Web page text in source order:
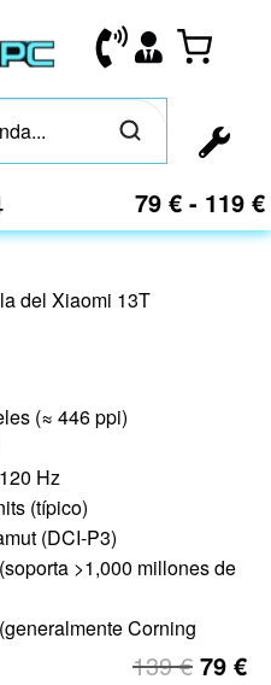
79 € - 119 €
del Xiaomi 13T
(≈ 446 ppi)
Hz
(típico)
(DCI-P3)
>1,000 millones de
Corning
139€ 79 €